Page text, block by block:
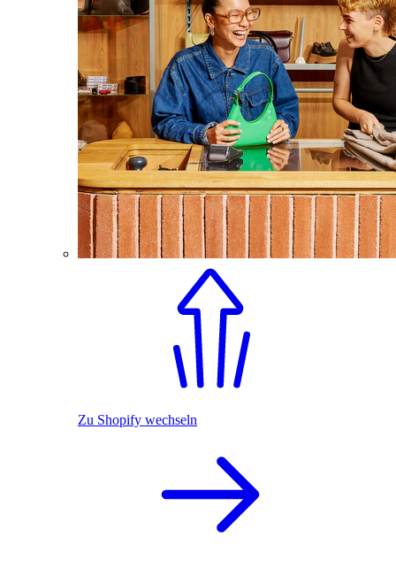
Zu Shopify wechseln